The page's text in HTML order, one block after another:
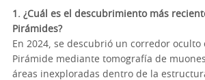
1. ¿Cuál es el descubrimiento más
Pirámides?
En 2024, se descubrió un corredor oculto
Pirámide mediante tomografía de
áreas inexploradas dentro de la